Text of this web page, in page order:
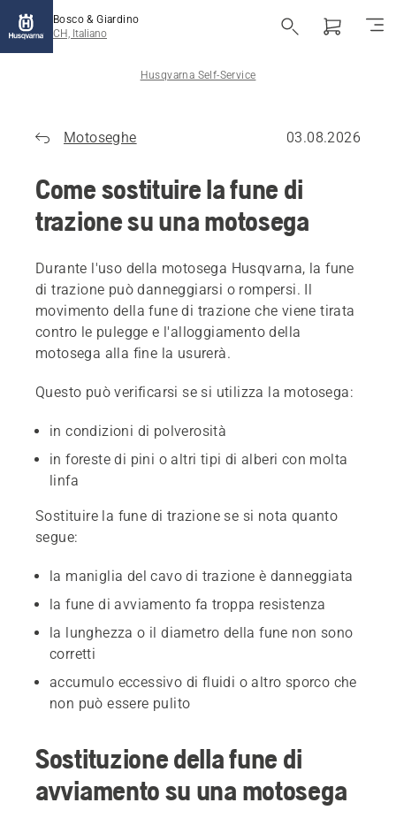
Bosco & Giardino
CH, Italiano
Husqvarna Self-Service
Motoseghe 03.08.2026
Come sostituire la fune di
trazione su una motosega
Durante l'uso della motosega Husqvarna, la fune
di trazione può danneggiarsi o rompersi. Il
movimento della fune di trazione che viene tirata
contro le pulegge e l'alloggiamento della
motosega alla fine la usurerà.
Questo può verificarsi se si utilizza la motosega:
in condizioni di polverosità
in foreste di pini o altri tipi di alberi con molta
linfa
Sostituire la fune di trazione se si nota quanto
segue:
la maniglia del cavo di trazione è danneggiata
la fune di avviamento fa troppa resistenza
la lunghezza o il diametro della fune non sono
corretti
accumulo eccessivo di fluidi o altro sporco che
non può essere pulito
Sostituzione della fune di
avviamento su una motosega